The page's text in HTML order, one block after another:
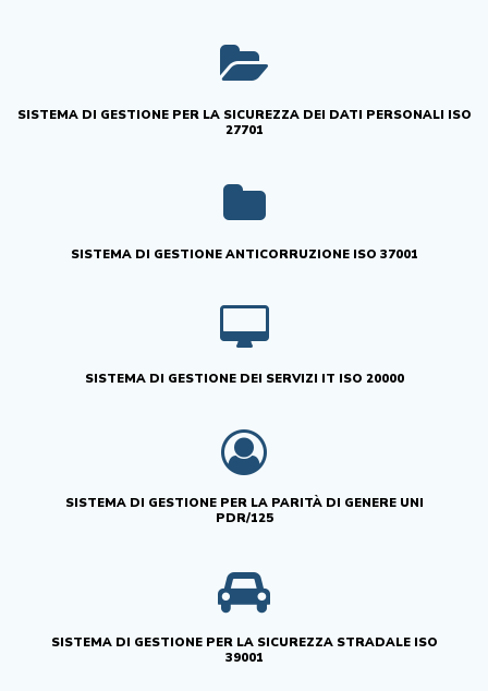
SISTEMA DI GESTIONE PER LA SICUREZZA DEI DATI PERSONALI ISO
27701
SISTEMA DI GESTIONE ANTICORRUZIONE ISO 37001
SISTEMA DI GESTIONE DEI SERVIZI IT ISO 20000
SISTEMA DI GESTIONE PER LA PARITÀ DI GENERE UNI
PDR/125
SISTEMA DI GESTIONE PER LA SICUREZZA STRADALE ISO
39001